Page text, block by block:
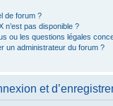
de forum ?
n’est pas disponible ?
ou les questions légales
un administrateur du forum ?
et